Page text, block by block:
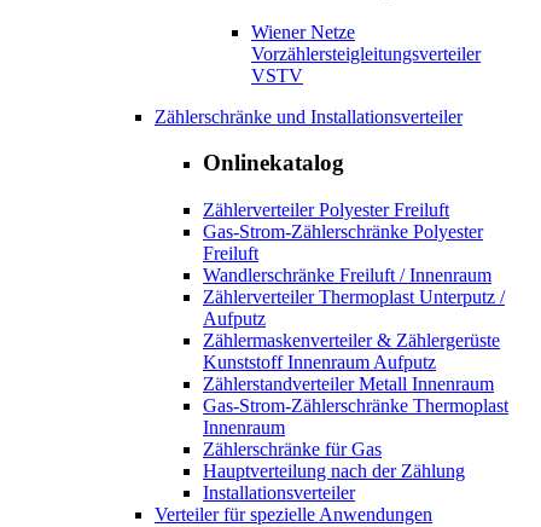
Wiener Netze
Vorzählersteigleitungsverteiler
VSTV
Zählerschränke und Installationsverteiler
Onlinekatalog
Zählerverteiler Polyester Freiluft
Gas-Strom-Zählerschränke Polyester
Freiluft
Wandlerschränke Freiluft / Innenraum
Zählerverteiler Thermoplast Unterputz /
Aufputz
Zählermaskenverteiler & Zählergerüste
Kunststoff Innenraum Aufputz
Zählerstandverteiler Metall Innenraum
Gas-Strom-Zählerschränke Thermoplast
Innenraum
Zählerschränke für Gas
Hauptverteilung nach der Zählung
Installationsverteiler
Verteiler für spezielle Anwendungen